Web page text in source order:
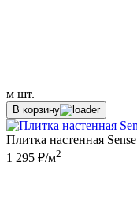
м шт.
В корзину
Плитка настенная
1 295 ₽/м2